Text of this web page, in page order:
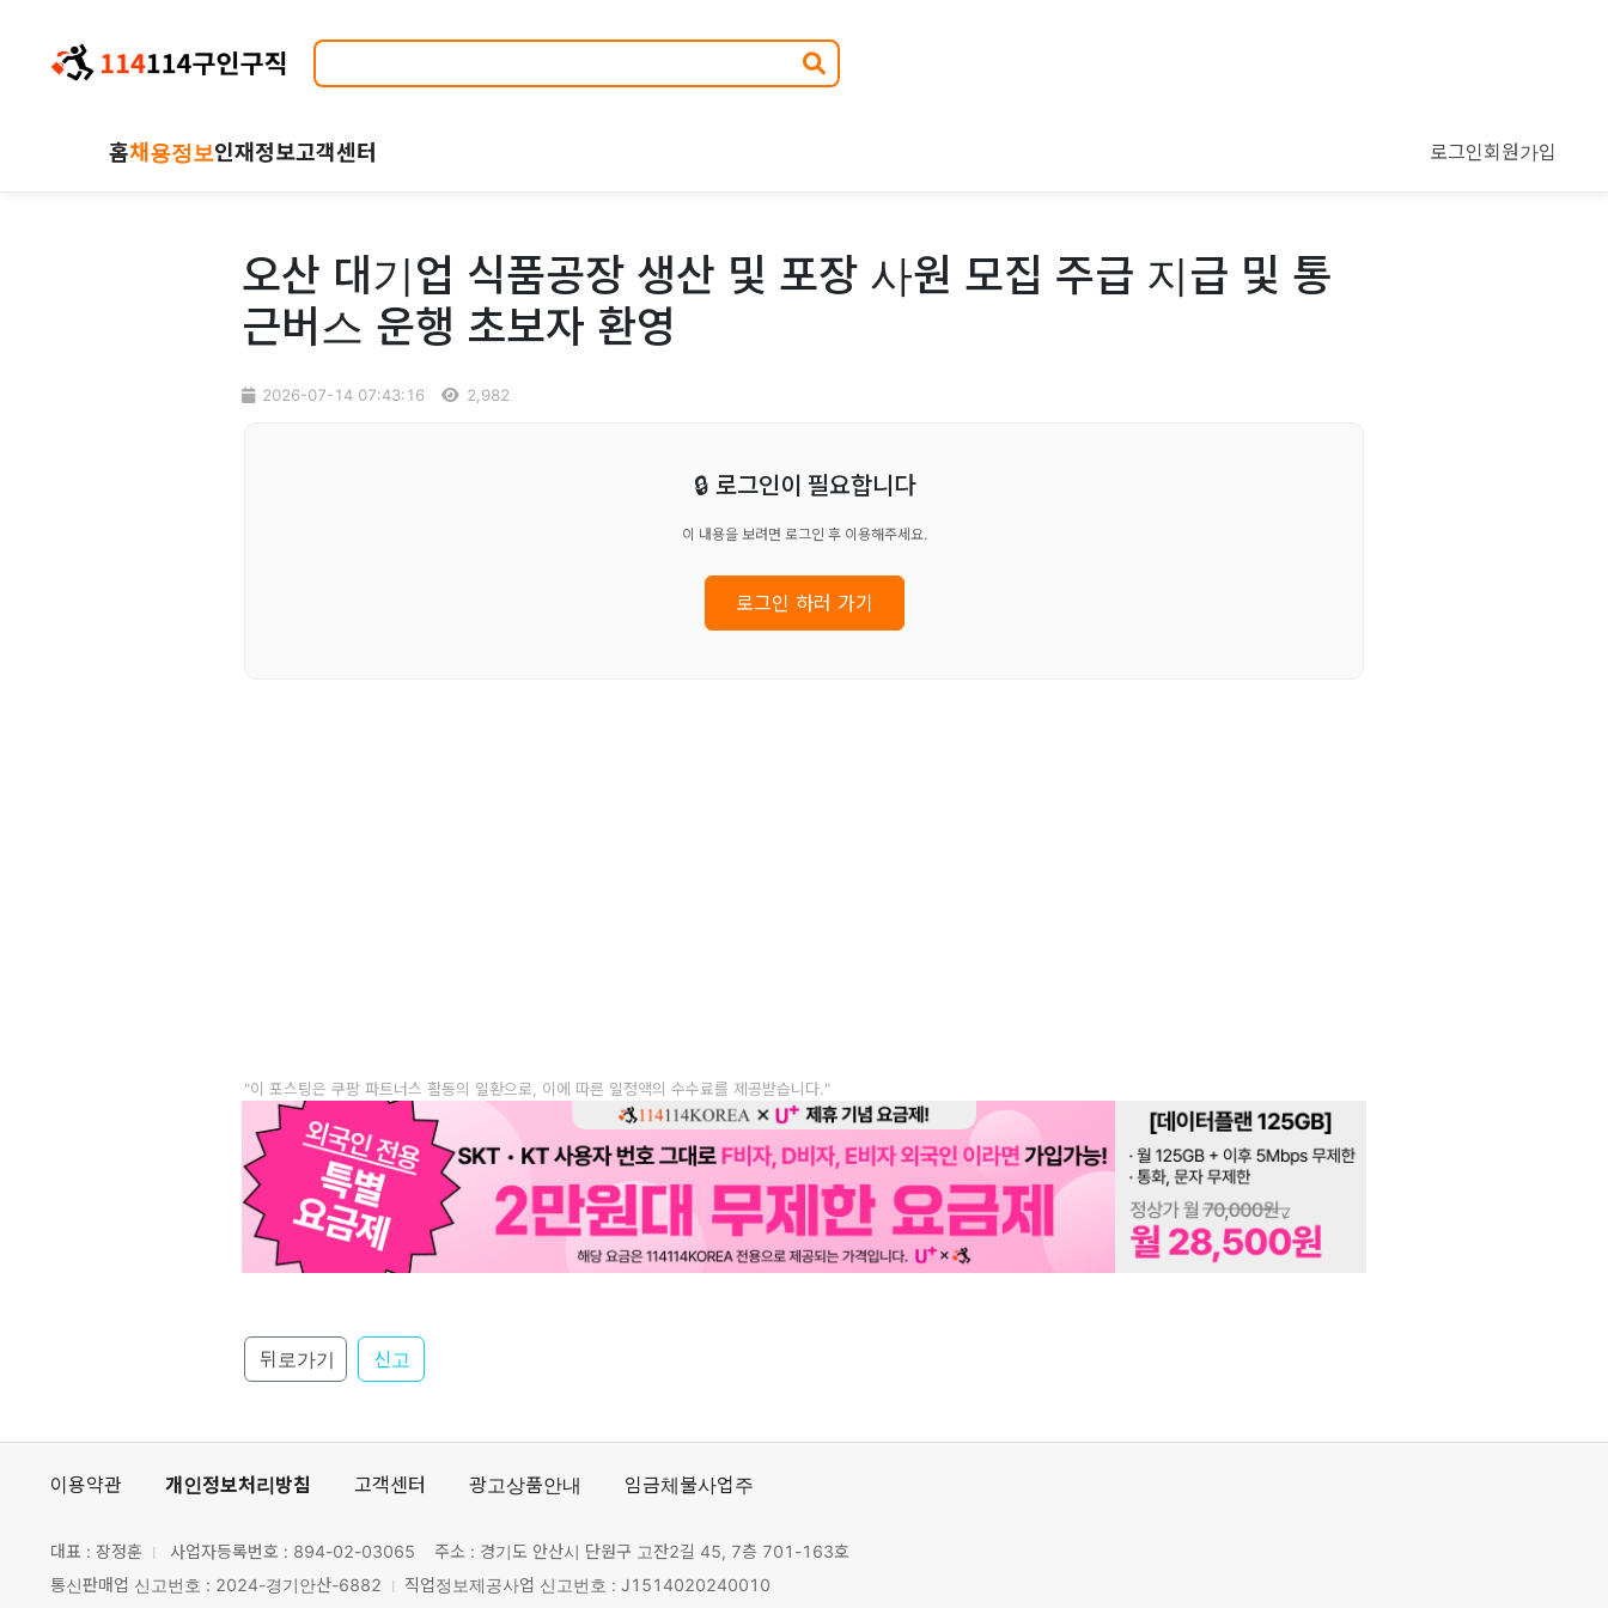
홈채용정보인재정보고객센터 로그인회원가입
오산 대기업 식품공장 생산 및 포장 사원 모집 주급 지급 및 통
근버스 운행 초보자 환영
2026-07-14 07:43:16 2,982
🔒 로그인이 필요합니다
이 내용을 보려면 로그인 후 이용해주세요.
로그인 하러 가기
"이 포스팅은 쿠팡 파트너스 활동의 일환으로, 이에 따른 일정액의 수수료를 제공받습니다."
뒤로가기 신고
이용약관 개인정보처리방침 고객센터 광고상품안내 임금체불사업주
대표 : 장정훈 사업자등록번호 : 894-02-03065
주소 : 경기도 안산시 단원구 고잔2길 45, 7층 701-163호
통신판매업 신고번호 : 2024-경기안산-6882
직업정보제공사업 신고번호 : J1514020240010